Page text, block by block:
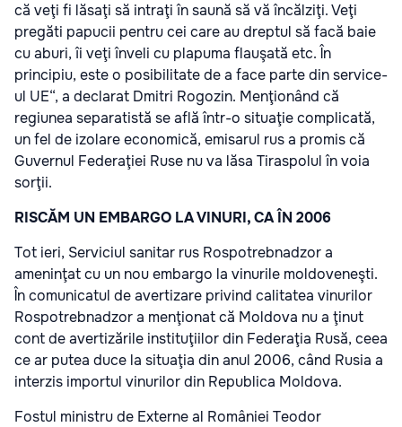
că veţi fi lăsaţi să intraţi în saună să vă încălziţi. Veţi
pregăti papucii pentru cei care au dreptul să facă baie
cu aburi, îi veţi înveli cu plapuma flauşată etc. În
principiu, este o posibilitate de a face parte din service-
ul UE“, a declarat Dmitri Rogozin. Menţionând că
regiunea separatistă se află într-o situaţie complicată,
un fel de izolare economică, emisarul rus a promis că
Guvernul Federaţiei Ruse nu va lăsa Tiraspolul în voia
sorţii.
RISCĂM UN EMBARGO LA VINURI, CA ÎN 2006
Tot ieri, Serviciul sanitar rus Rospotrebnadzor a
ameninţat cu un nou embargo la vinurile moldoveneşti.
În comunicatul de avertizare privind calitatea vinurilor
Rospotrebnadzor a menţionat că Moldova nu a ţinut
cont de avertizările instituţiilor din Federaţia Rusă, ceea
ce ar putea duce la situaţia din anul 2006, când Rusia a
interzis importul vinurilor din Republica Moldova.
Fostul ministru de Externe al României Teodor